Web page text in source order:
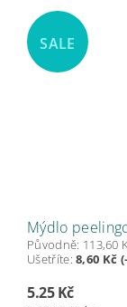
SALE
Mýdlo
Původně: 113,60
Ušetříte:8,60 Kč
5.25 Kč